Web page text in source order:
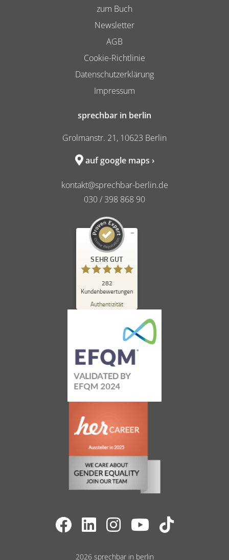
zum Buch
Newsletter
AGB
Cookie-Richtlinie
Datenschutzerklärung
Impressum
sprechbar in berlin
Grolmanstr. 21, 10623 Berlin
auf google maps ›
kontakt@sprechbar-berlin.de
030 / 398 868 90
SEHR GUT
282
Kundenbewertungen
Authentizität
Kundenbewertungen und Erfahrungen zu
sprechbar in berlin
Empfehlungen auf
ProvenExpert.com
4,84
/
262
Bewertungen auf
ProvenExpert.com
anderen Quelle
Blick aufs ProvenExpert-Profil werfen
2026 sprechbar in berlin